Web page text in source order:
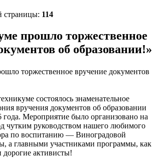
страницы: 114
прошло торжественное
об образовании!»
торжественное вручение документов
состоялось знаменательное
вручения документов об образовании
Мероприятие было организовано на
чутким руководством нашего любимого
по воспитанию — Виноградовой
а главными участниками программы, как
дорогие активисты!